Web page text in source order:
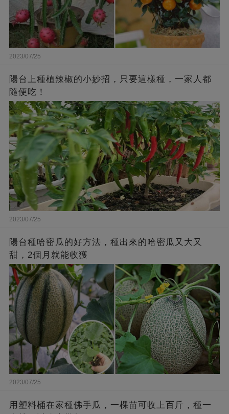
2023/07/25
陽台上種植辣椒的小妙招，只要這樣種，一家人都
隨便吃！
2023/07/25
陽台種哈密瓜的好方法，種出來的哈密瓜又大又
甜，2個月就能收獲
2023/07/25
用塑料桶在家種佛手瓜，一棵苗可收上百斤，種一